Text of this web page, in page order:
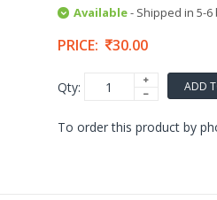
Available- Shipped in 5-
PRICE: 30.00
Qty: ADD
To order this product by